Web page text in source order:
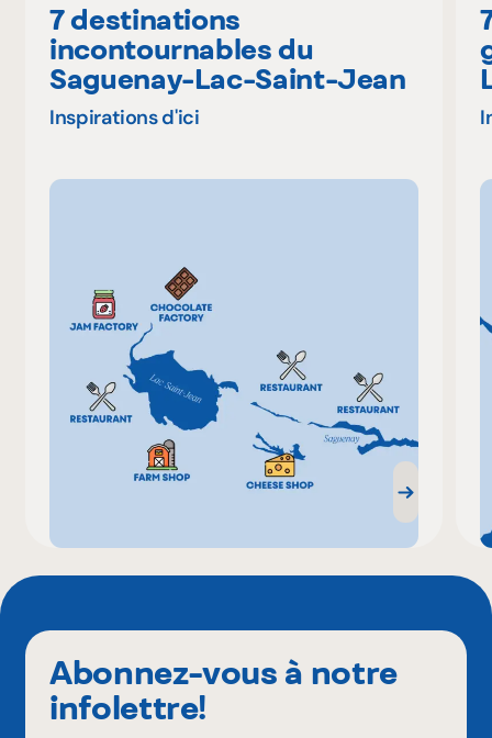
7 destinations
incontournables du
Saguenay-Lac-Saint-Jean
Inspirations d'ici
Abonnez-vous à notre
infolettre!